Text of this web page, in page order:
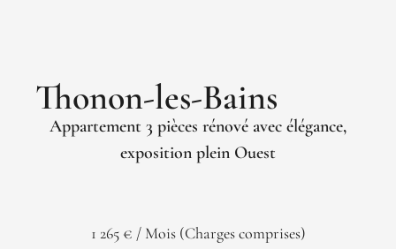
Thonon-les-Bains
Appartement 3 pièces rénové avec élégance,
exposition plein Ouest
1 265 € / Mois (Charges comprises)